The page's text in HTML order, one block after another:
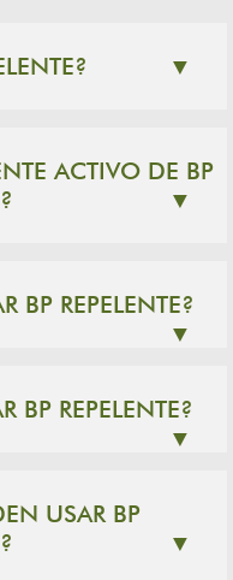
▼
ACTIVO DE BP
▼
BP REPELENTE?
▼
BP REPELENTE?
▼
USAR BP
▼